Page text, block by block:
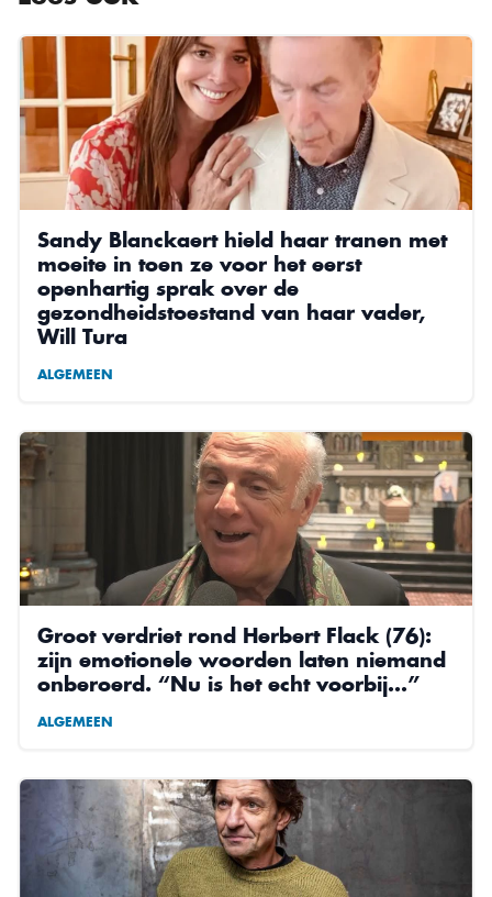
Sandy Blanckaert hield haar tranen met
moeite in toen ze voor het eerst
openhartig sprak over de
gezondheidstoestand van haar vader,
Will Tura
ALGEMEEN
Groot verdriet rond Herbert Flack (76):
zijn emotionele woorden laten niemand
onberoerd. “Nu is het echt voorbij…”
ALGEMEEN